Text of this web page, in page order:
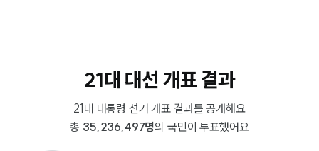
21대 대선 개표 결과
21대 대통령 선거 개표 결과를 공개해요
총 35,236,497명의 국민이 투표했어요